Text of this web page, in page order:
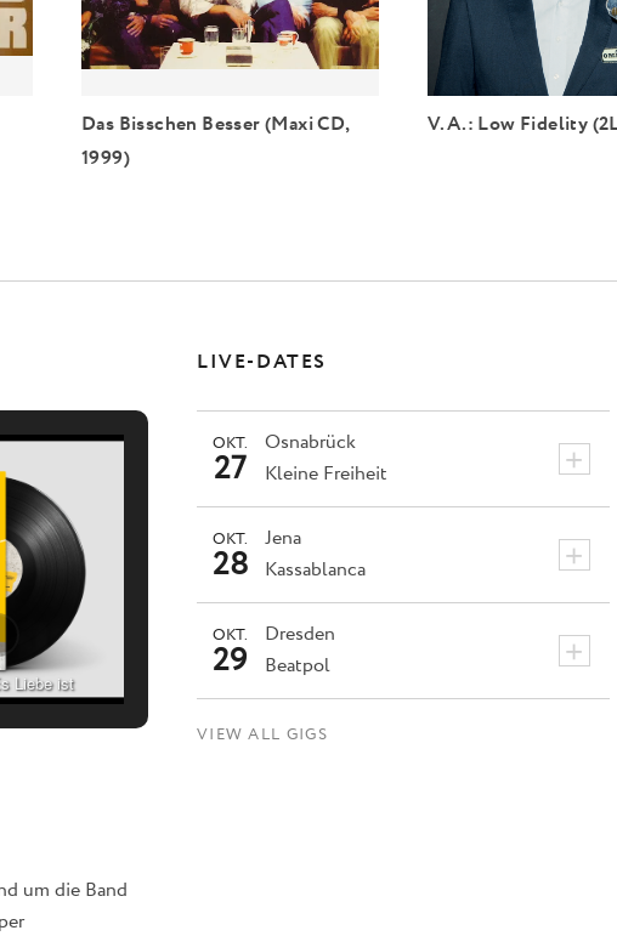
Das Bisschen Besser (Maxi CD,
1999)
V.A.: Low Fidelity
Liebe ist
LIVE-DATES
Osnabrück +
OKT.
27 Kleine Freiheit
Jena +
OKT.
28 Kassablanca
Dresden +
OKT.
29 Beatpol
VIEW ALL GIGS
um die Band